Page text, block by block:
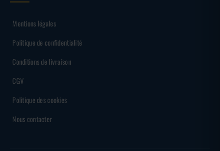
Mentions légales
Politique de confidentialité
Conditions de livraison
CGV
Politique des cookies
Nous contacter